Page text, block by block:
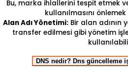
Bu, marka ihlallerini tespit etmek
kullanılmasını
Alan Adı Yönetimi: Bir alan adının
transfer edilmesi gibi yönetim
DNS nedir? Dns güncelleme